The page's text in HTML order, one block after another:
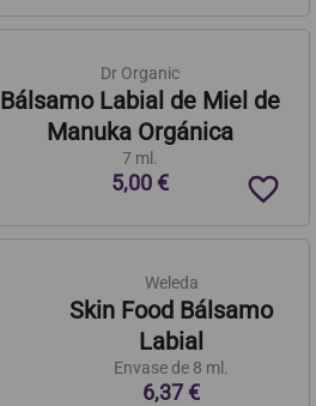
Dr Organic
Bálsamo Labial de Miel de
Manuka Orgánica
7 ml.
5,00 € favorite_border
Weleda
Skin Food Bálsamo
Labial
Envase de 8 ml.
6,37 €